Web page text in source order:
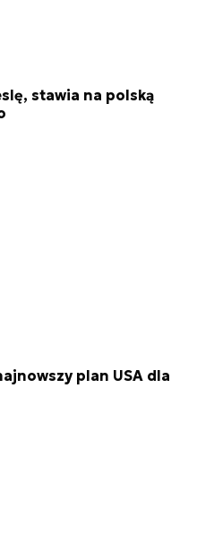
stawia na polską
plan USA dla